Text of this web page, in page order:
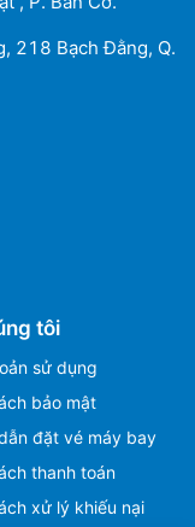
218 Bạch Đằng, Q.
tôi
sử dụng
bảo mật
đặt vé máy bay
thanh toán
xử lý khiếu nại
90 295 1213